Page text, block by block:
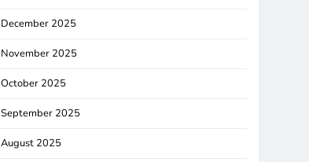
December 2025
November 2025
October 2025
September 2025
August 2025